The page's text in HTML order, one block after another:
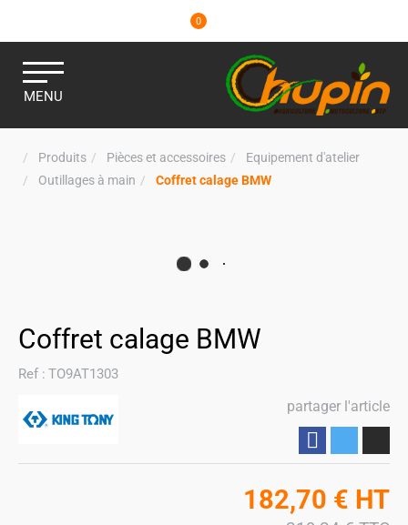
0
MENU
Produits Pièces et accessoires
Equipement d'atelier
Outillages à main
Coffret calage BMW
Coffret calage BMW
Ref : TO9AT1303
partager l'article
182,70 € HT